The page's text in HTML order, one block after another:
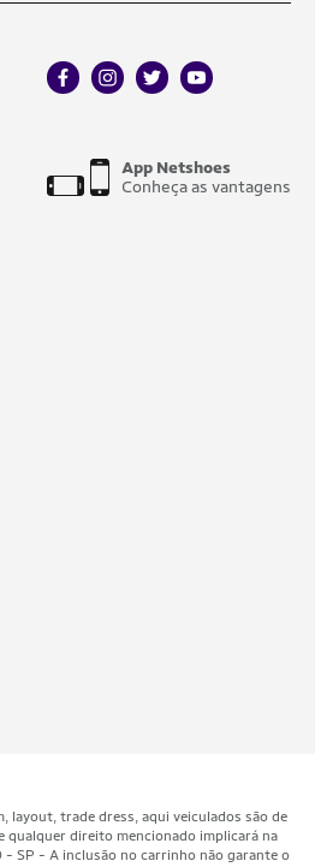
facebookinstagram
twitteryoutube
App Netshoes
Conheça as vantagens
layout, trade dress, aqui veiculados são de
qualquer direito mencionado implicará na
- SP - A inclusão no carrinho não garante o